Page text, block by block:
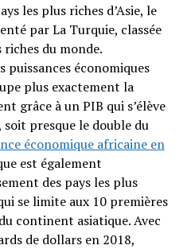
les plus riches d’Asie, le
par La Turquie, classée
du monde.
puissances économiques
plus exactement la
grâce à un PIB qui s’élève
presque le double du
économique africaine en
est également
des pays les plus
se limite aux 10 premières
continent asiatique. Avec
de dollars en 2018,